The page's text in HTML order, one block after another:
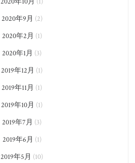
2020年9月 (2)
2020年2月 (1)
2020年1月 (3)
2019年12月 (1)
2019年11月 (1)
2019年10月 (1)
2019年7月 (3)
2019年6月 (1)
2019年5月 (10)